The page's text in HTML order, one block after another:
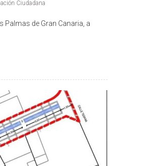
Ciudadana
Palmas de Gran Canaria, a